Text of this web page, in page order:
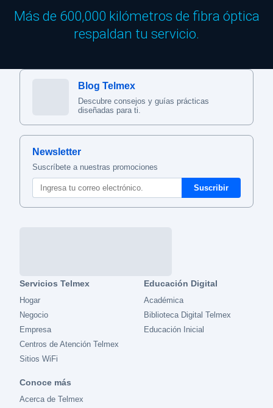
Más de 600,000 kilómetros de fibra óptica
respaldan tu servicio.
Blog Telmex
Descubre consejos y guías prácticas
diseñadas para ti.
Newsletter
Suscríbete a nuestras promociones
Servicios Telmex
Hogar
Negocio
Empresa
Centros de Atención Telmex
Sitios WiFi
Educación Digital
Académica
Biblioteca Digital Telmex
Educación Inicial
Conoce más
Acerca de Telmex